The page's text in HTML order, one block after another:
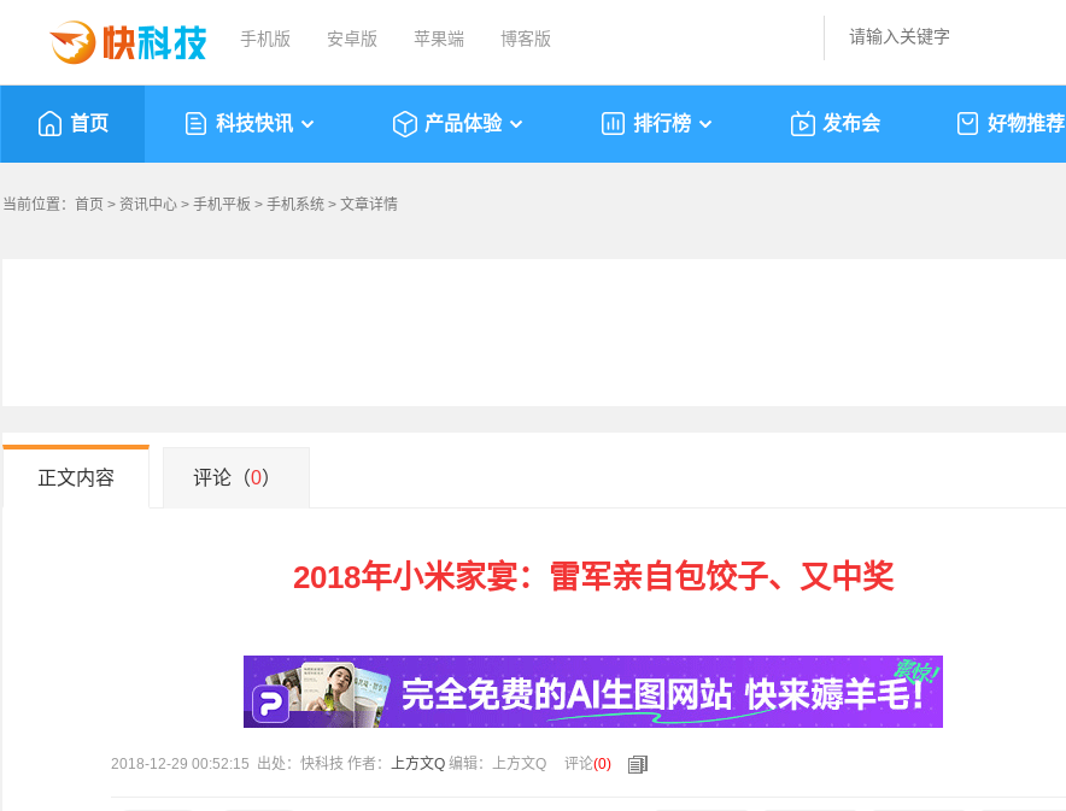
手机版 安卓版 苹果端 博客版
首页 科技快讯 产品体验 排行榜 发布会 好物推荐
当前位置： 首页 > 资讯中心 > 手机平板 > 手机系统 > 文章详情
正文内容 评论（0）
2018年小米家宴：雷军亲自包饺子、又中奖
2018-12-29 00:52:15 出处：快科技 作者： 上方文Q 编辑：上方文Q 评论(0)